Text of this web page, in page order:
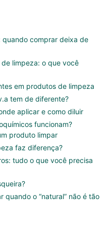
quando comprar deixa de
limpeza: o que você
em produtos de limpeza
tem de diferente?
aplicar e como diluir
funcionam?
produto limpar
faz diferença?
tudo o que você precisa
quando o “natural” não é tão